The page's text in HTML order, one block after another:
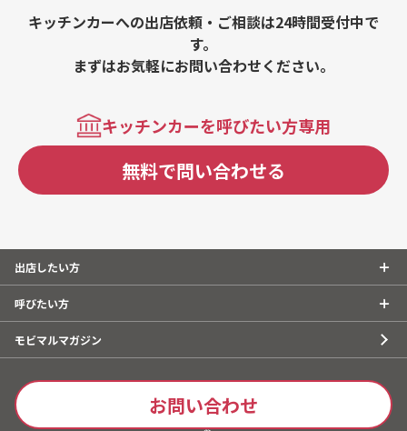
キッチンカーへの出店依頼・ご相談は24時間受付中で
す。
まずはお気軽にお問い合わせください。
キッチンカーを呼びたい方専用
無料で問い合わせる
出店したい方
呼びたい方
モビマルマガジン
お問い合わせ